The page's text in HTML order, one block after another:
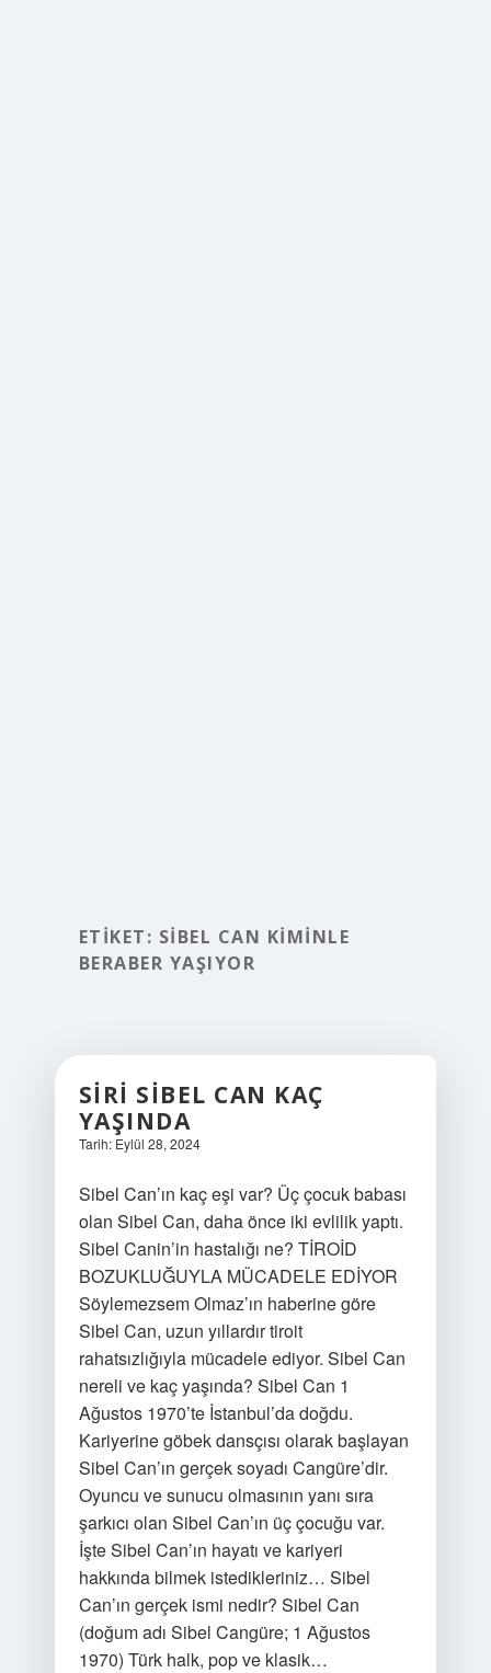
ETIKET: SIBEL CAN KIMINLE
BERABER YAŞIYOR
SIRI SIBEL CAN KAÇ
YAŞINDA
Tarih: Eylül 28, 2024
Sibel Can’ın kaç eşi var? Üç çocuk babası
olan Sibel Can, daha önce iki evlilik yaptı.
Sibel Canin’in hastalığı ne? TİROİD
BOZUKLUĞUYLA MÜCADELE EDİYOR
Söylemezsem Olmaz’ın haberine göre
Sibel Can, uzun yıllardır tiroit
rahatsızlığıyla mücadele ediyor. Sibel Can
nereli ve kaç yaşında? Sibel Can 1
Ağustos 1970’te İstanbul’da doğdu.
Kariyerine göbek dansçısı olarak başlayan
Sibel Can’ın gerçek soyadı Cangüre’dir.
Oyuncu ve sunucu olmasının yanı sıra
şarkıcı olan Sibel Can’ın üç çocuğu var.
İşte Sibel Can’ın hayatı ve kariyeri
hakkında bilmek istedikleriniz… Sibel
Can’ın gerçek ismi nedir? Sibel Can
(doğum adı Sibel Cangüre; 1 Ağustos
1970) Türk halk, pop ve klasik…